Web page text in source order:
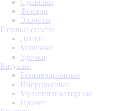
Сушилки
Фонари
Эхолоты
Готовые снасти
Донки
Монтажи
Удочки
Катушки
Безинерционные
Инерционные
Мультипликаторные
Прочее